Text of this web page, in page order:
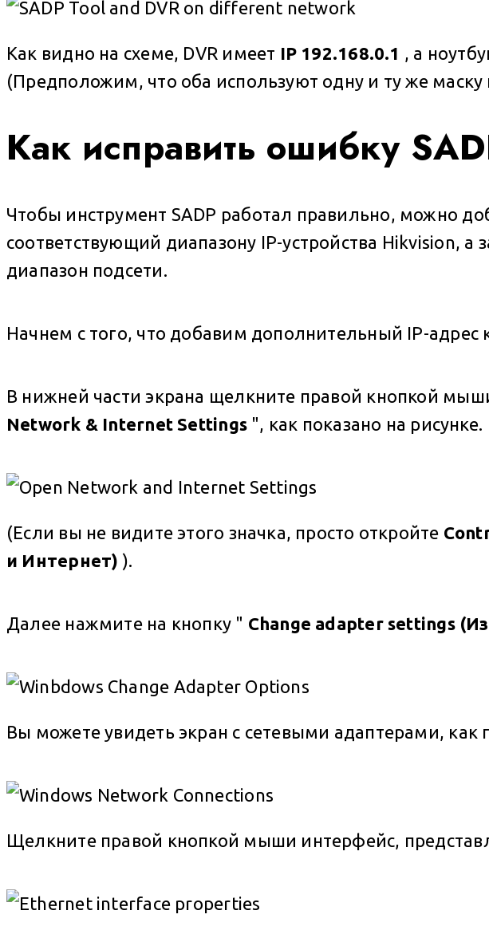
Как видно на схеме, DVR имеет IP 192.168.0.1 , а
(Предположим, что оба используют одну и ту же маску
Как исправить ошибку
Чтобы инструмент SADP работал правильно, можно
соответствующий диапазону IP-устройства Hikvision,
диапазон подсети.
Начнем с того, что добавим дополнительный IP-адрес
В нижней части экрана щелкните правой кнопкой
Network & Internet Settings ", как показано на рисунке.
(Если вы не видите этого значка, просто откройте
и Интернет) ).
Далее нажмите на кнопку " Change adapter settings
Вы можете увидеть экран с сетевыми адаптерами, как
Щелкните правой кнопкой мыши интерфейс,